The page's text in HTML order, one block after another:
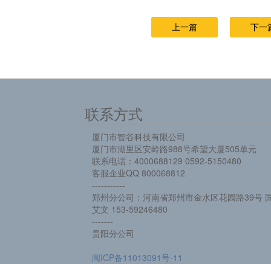
上一篇 下一
联系方式
厦门市智谷科技有限公司
厦门市湖里区安岭路988号希望大厦505单元
联系电话：4000688129 0592-5150480
客服企业QQ 800068812
-----------
郑州分公司：河南省郑州市金水区花园路39号
艾文 153-59246480
-------
贵阳分公司
闽ICP备11013091号-11